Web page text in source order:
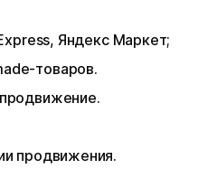
Яндекс Маркет;
товаров.
продвижения.